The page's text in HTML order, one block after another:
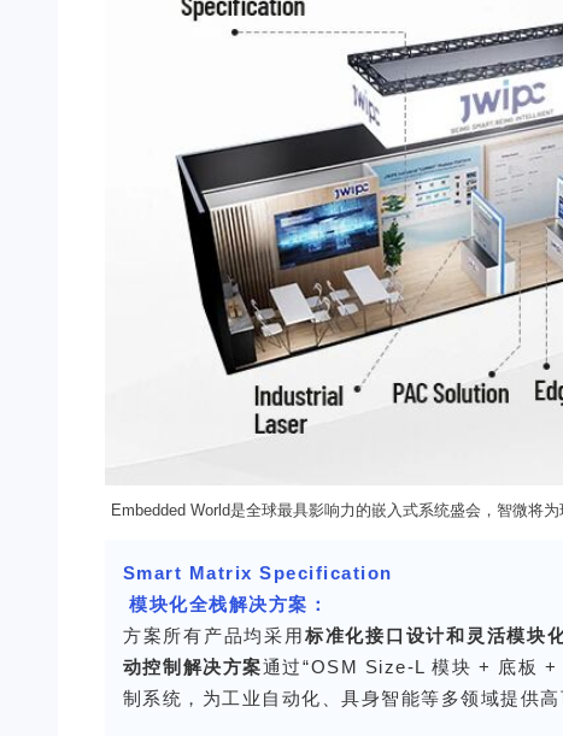
Embedded World是全球最具影响力的嵌入式系统盛会，智微将
Smart Matrix Specification
模块化全栈解决方案：
方案所有产品均采用标准化接口设计和灵活模块
动控制解决方案通过“OSM Size-L 模块 + 底板 +
制系统，为工业自动化、具身智能等多领域提供